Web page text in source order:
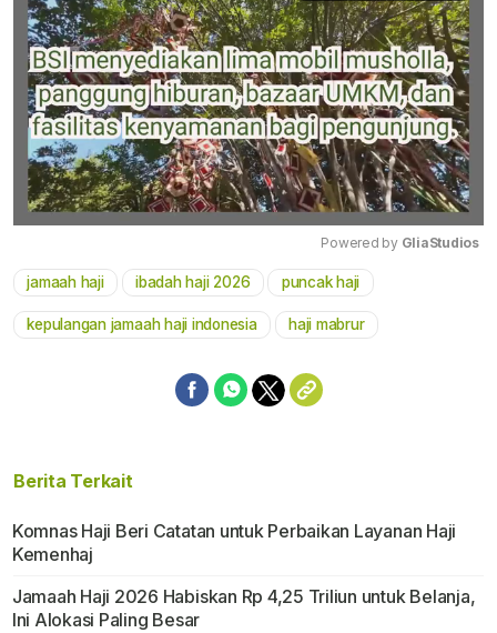
Powered by GliaStudios
jamaah haji ibadah haji 2026 puncak haji
kepulangan jamaah haji indonesia haji mabrur
Berita Terkait
Komnas Haji Beri Catatan untuk Perbaikan Layanan Haji
Kemenhaj
Jamaah Haji 2026 Habiskan Rp 4,25 Triliun untuk Belanja,
Ini Alokasi Paling Besar